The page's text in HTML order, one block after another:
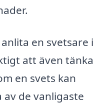
en svetsare i
att även tänka
en svets kan
de vanligaste